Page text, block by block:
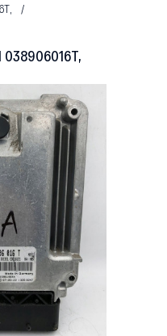
038906016T,